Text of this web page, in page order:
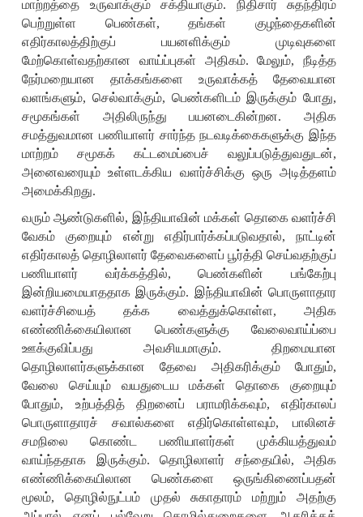
மாற்றத்தை உருவாக்கும் சக்தியாகும். நிதிசார் சுதந்திரம்
பெற்றுள்ள பெண்கள்,தங்கள் குழந்தைகளின்
எதிர்காலத்திற்குப் பயனளிக்கும் முடிவுகளை
மேற்கொள்வதற்கான வாய்ப்புகள் அதிகம். மேலும், நீடித்த
நேர்மறையான தாக்கங்களை உருவாக்கத் தேவையான
வளங்களும், செல்வாக்கும், பெண்களிடம் இருக்கும் போது,
சமூகங்கள் அதிலிருந்து பயனடைகின்றன. அதிக
சமத்துவமான பணியாளர் சார்ந்த நடவடிக்கைகளுக்கு இந்த
மாற்றம் சமூகக் கட்டமைப்பைச் வலுப்படுத்துவதுடன்,
அனைவரையும் உள்ளடக்கிய வளர்ச்சிக்கு ஒரு அடித்தளம்
அமைக்கிறது.
வரும் ஆண்டுகளில், இந்தியாவின் மக்கள் தொகை வளர்ச்சி
வேகம் குறையும் என்று எதிர்பார்க்கப்படுவதால், நாட்டின்
எதிர்காலத் தொழிலாளர் தேவைகளைப் பூர்த்தி செய்வதற்குப்
பணியாளர் வர்க்கத்தில்,பெண்களின் பங்கேற்பு
இன்றியமையாததாக இருக்கும். இந்தியாவின் பொருளாதார
வளர்ச்சியைத் தக்க வைத்துக்கொள்ள,அதிக
எண்ணிக்கையிலான பெண்களுக்கு வேலைவாய்ப்பை
ஊக்குவிப்பது அவசியமாகும். திறமையான
தொழிலாளர்களுக்கான தேவை அதிகரிக்கும் போதும்,
வேலை செய்யும் வயதுடைய மக்கள் தொகை குறையும்
போதும், உற்பத்தித் திறனைப் பராமரிக்கவும், எதிர்காலப்
பொருளாதாரச் சவால்களை எதிர்கொள்ளவும்,பாலினச்
சமநிலை கொண்ட பணியாளர்கள் முக்கியத்துவம்
வாய்ந்ததாக இருக்கும். தொழிலாளர் சந்தையில், அதிக
எண்ணிக்கையிலான பெண்களை ஒருங்கிணைப்பதன்
மூலம், தொழில்நுட்பம் முதல் சுகாதாரம் மற்றும் அதற்கு